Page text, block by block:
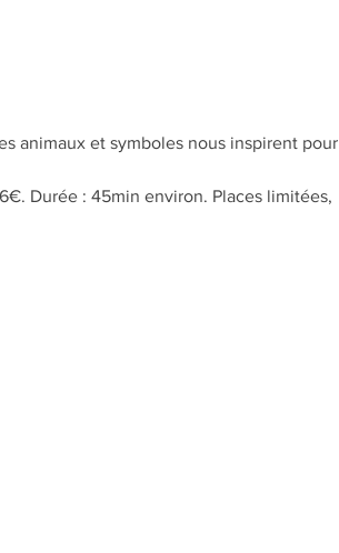
animaux et symboles nous inspirent pour
Durée : 45min environ. Places limitées,